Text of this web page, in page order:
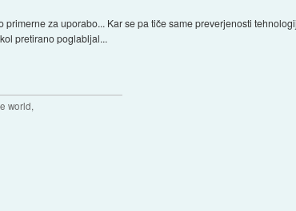
primerne za uporabo... Kar se pa tiče same preverjenosti
pretirano poglabljal...
world,